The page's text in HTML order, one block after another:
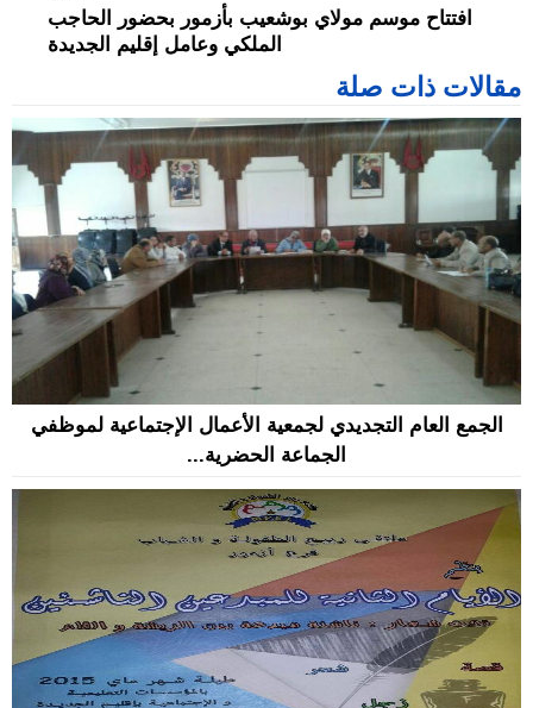
افتتاح موسم مولاي بوشعيب بأزمور بحضور الحاجب
الملكي وعامل إقليم الجديدة
مقالات ذات صلة
الجمع العام التجديدي لجمعية الأعمال الإجتماعية لموظفي
الجماعة الحضرية...